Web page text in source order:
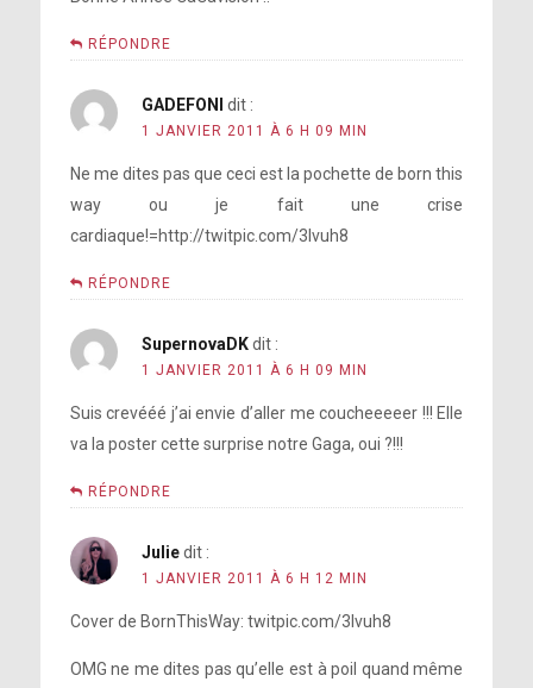
RÉPONDRE
GADEFONI dit :
1 JANVIER 2011 À 6 H 09 MIN
Ne me dites pas que ceci est la pochette de born this
way ou je fait une crise
cardiaque!=http://twitpic.com/3lvuh8
RÉPONDRE
SupernovaDK dit :
1 JANVIER 2011 À 6 H 09 MIN
Suis crevééé j’ai envie d’aller me coucheeeeer !!! Elle
va la poster cette surprise notre Gaga, oui ?!!!
RÉPONDRE
Julie dit :
1 JANVIER 2011 À 6 H 12 MIN
Cover de BornThisWay: twitpic.com/3lvuh8
OMG ne me dites pas qu’elle est à poil quand même